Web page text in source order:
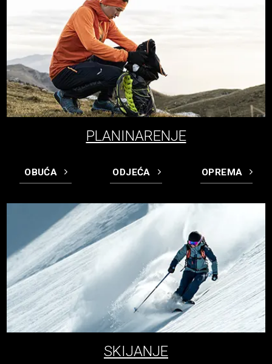
PLANINARENJE
OBUĆA ODJEĆA OPREMA
SKIJANJE